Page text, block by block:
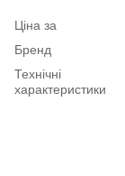
Ціна за
Бренд
Технічні
характеристики